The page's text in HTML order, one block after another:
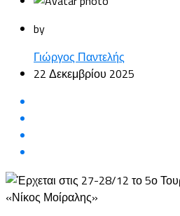
by
Γιώργος Παντελής
22 Δεκεμβρίου 2025